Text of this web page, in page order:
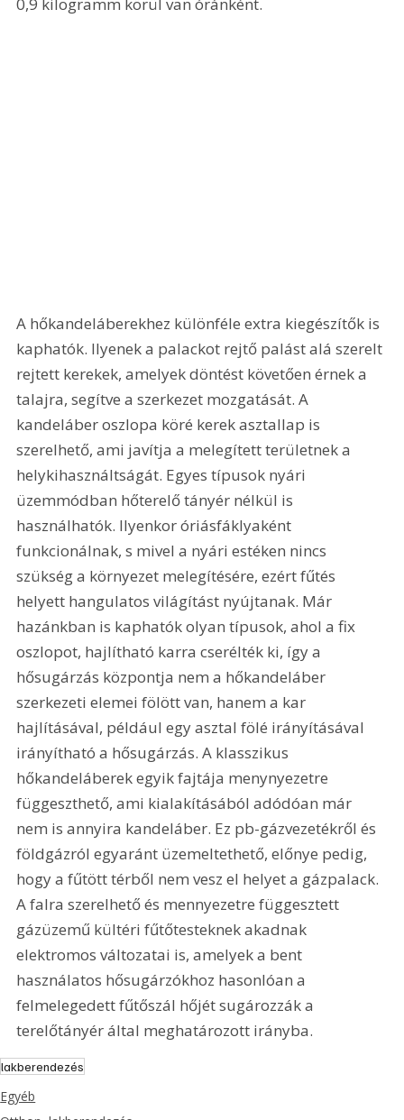
A hőkandeláberekhez különféle extra kiegészítők is
kaphatók. Ilyenek a palackot rejtő palást alá szerelt
rejtett kerekek, amelyek döntést követően érnek a
talajra, segítve a szerkezet mozgatását. A
kandeláber oszlopa köré kerek asztallap is
szerelhető, ami javítja a melegített területnek a
helykihasználtságát. Egyes típusok nyári
üzemmódban hőterelő tányér nélkül is
használhatók. Ilyenkor óriásfáklyaként
funkcionálnak, s mivel a nyári estéken nincs
szükség a környezet melegítésére, ezért fűtés
helyett hangulatos világítást nyújtanak. Már
hazánkban is kaphatók olyan típusok, ahol a fix
oszlopot, hajlítható karra cserélték ki, így a
hősugárzás központja nem a hőkandeláber
szerkezeti elemei fölött van, hanem a kar
hajlításával, például egy asztal fölé irányításával
irányítható a hősugárzás. A klasszikus
hőkandeláberek egyik fajtája menynyezetre
függeszthető, ami kialakításából adódóan már
nem is annyira kandeláber. Ez pb-gázvezetékről és
földgázról egyaránt üzemeltethető, előnye pedig,
hogy a fűtött térből nem vesz el helyet a gázpalack.
A falra szerelhető és mennyezetre függesztett
gázüzemű kültéri fűtőtesteknek akadnak
elektromos változatai is, amelyek a bent
használatos hősugárzókhoz hasonlóan a
felmelegedett fűtőszál hőjét sugározzák a
terelőtányér által meghatározott irányba.
lakberendezés
Egyéb